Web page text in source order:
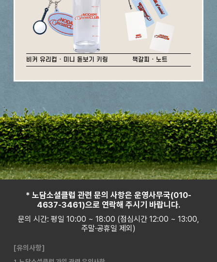
비커 유리컵 · 미니 돋보기 키링 책갈피 · 노트
* 노담소셜클럽 관련 문의 사항은 운영사무국(010-
4637-3461)으로 연락해 주시기 바랍니다.
문의 시간: 평일 10:00 ~ 18:00 (점심시간 12:00 ~ 13:00,
주말·공휴일 제외)
[유의사항]